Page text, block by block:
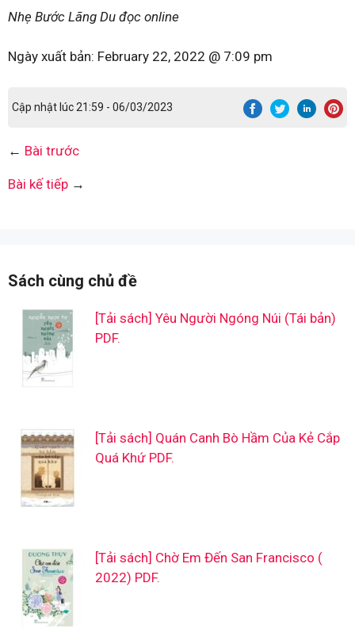
Nhẹ Bước Lãng Du đọc online
Ngày xuất bản: February 22, 2022 @ 7:09 pm
Cập nhật lúc 21:59 - 06/03/2023
← Bài trước
Bài kế tiếp →
Sách cùng chủ đề
[Tải sách] Yêu Người Ngóng Núi (Tái bản)
PDF.
[Tải sách] Quán Canh Bò Hầm Của Kẻ Cắp
Quá Khứ PDF.
[Tải sách] Chờ Em Đến San Francisco (
2022) PDF.